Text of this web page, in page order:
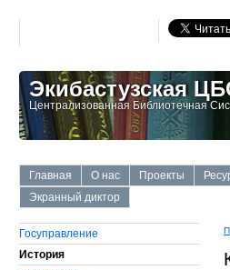
Экибастузская
Централизованная Библиотечная
Главная О нас Проекты
Экранный диктор
Госуправление
История